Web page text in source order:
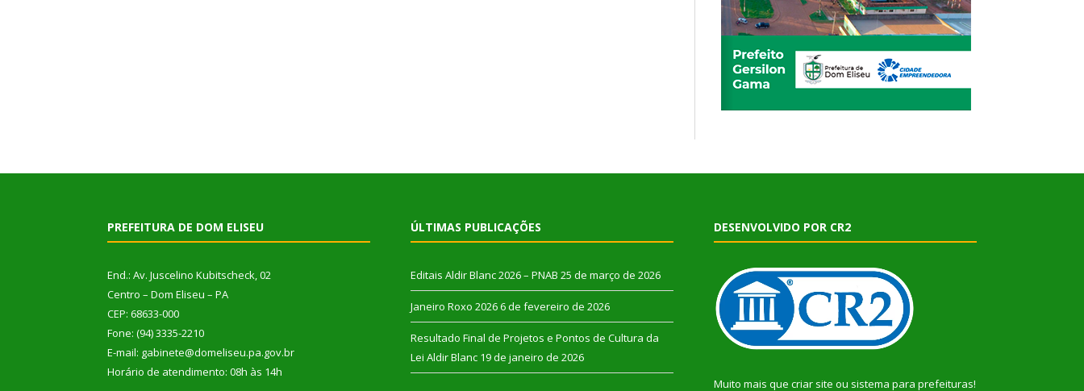
PREFEITURA DE DOM ELISEU
End.: Av. Juscelino Kubitscheck, 02
Centro – Dom Eliseu – PA
CEP: 68633-000
Fone: (94) 3335-2210
E-mail: gabinete@domeliseu.pa.gov.br
Horário de atendimento: 08h às 14h
ÚLTIMAS PUBLICAÇÕES
Editais Aldir Blanc 2026 – PNAB 25 de março de 2026
Janeiro Roxo 2026 6 de fevereiro de 2026
Resultado Final de Projetos e Pontos de Cultura da
Lei Aldir Blanc 19 de janeiro de 2026
DESENVOLVIDO POR CR2
Muito mais que criar site ou sistema para prefeituras!